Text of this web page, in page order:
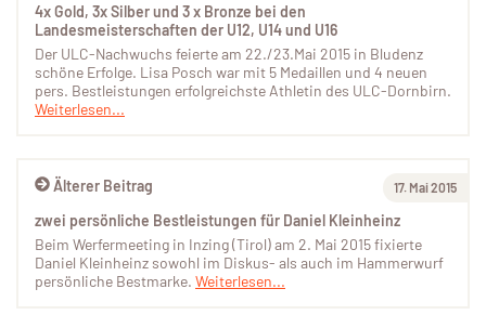
Älterer Beitrag 17. Mai 2015
zwei persönliche Bestleistungen für Daniel Kleinheinz
Beim Werfermeeting in Inzing (Tirol) am 2. Mai 2015 fixierte
Daniel Kleinheinz sowohl im Diskus- als auch im Hammerwurf
persönliche Bestmarke. Weiterlesen...
4x Gold, 3x Silber und 3 x Bronze bei den
Landesmeisterschaften der U12, U14 und U16
Der ULC-Nachwuchs feierte am 22./23.Mai 2015 in Bludenz
schöne Erfolge. Lisa Posch war mit 5 Medaillen und 4 neuen
pers. Bestleistungen erfolgreichste Athletin des ULC-Dornbirn.
Weiterlesen...